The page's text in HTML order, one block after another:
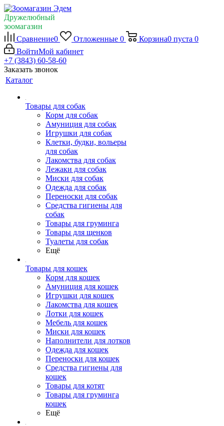
Дружелюбный
зоомагазин
Сравнение0 Отложенные 0 Корзина0 пуста 0
ВойтиМой кабинет
+7 (3843) 60-58-60
Заказать звонок
Каталог
Товары для собак
Корм для собак
Амуниция для собак
Игрушки для собак
Клетки, будки, вольеры
для собак
Лакомства для собак
Лежаки для собак
Миски для собак
Одежда для собак
Переноски для собак
Средства гигиены для
собак
Товары для груминга
Товары для щенков
Туалеты для собак
Ещё
Товары для кошек
Корм для кошек
Амуниция для кошек
Игрушки для кошек
Лакомства для кошек
Лотки для кошек
Мебель для кошек
Миски для кошек
Наполнители для лотков
Одежда для кошек
Переноски для кошек
Средства гигиены для
кошек
Товары для котят
Товары для груминга
кошек
Ещё